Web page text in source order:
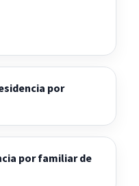
por
por familiar de